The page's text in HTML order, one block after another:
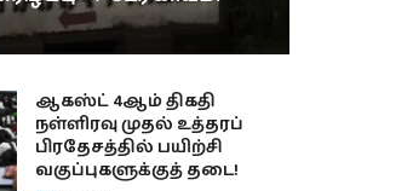
ஆகஸ்ட் 4ஆம் திகதி
நள்ளிரவு முதல் உத்தரப்
பிரதேசத்தில் பயிற்சி
வகுப்புகளுக்குத் தடை!